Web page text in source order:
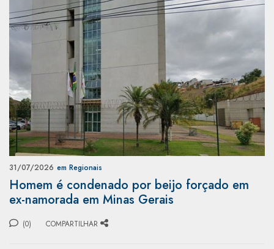
31/07/2026 em Regionais
Homem é condenado por beijo forçado em
ex-namorada em Minas Gerais
(0) COMPARTILHAR